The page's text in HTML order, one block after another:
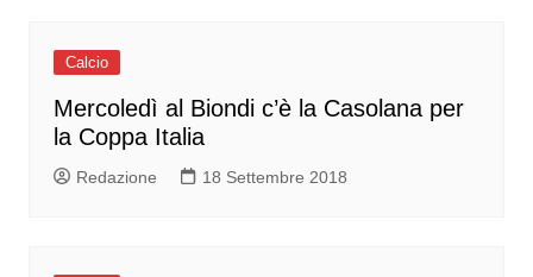
Calcio
Mercoledì al Biondi c’è la Casolana per
la Coppa Italia
Redazione 18 Settembre 2018